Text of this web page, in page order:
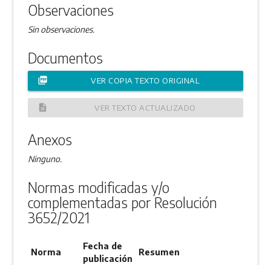
Observaciones
Sin observaciones.
Documentos
picture_as_pdf VER COPIA TEXTO ORIGINAL
description VER TEXTO ACTUALIZADO
Anexos
Ninguno.
Normas modificadas y/o
complementadas por Resolución
3652/2021
Norma
Fecha de
publicación
Resumen